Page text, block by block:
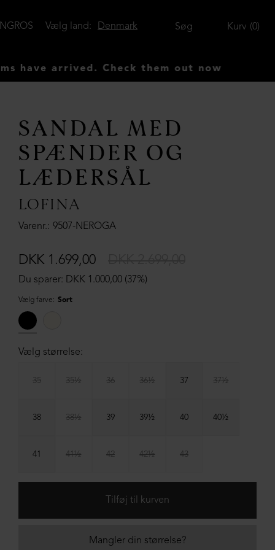
Kurv 0
Søg
Denmark
Vælg land:
arrived. Check them out now
SANDAL MED
SPÆNDER OG
LÆDERSÅL
LOFINA
Varenr. 9507-NEROGA
Du sparer: DKK 1.000,00 (37%)
DKK 1.699,00
Vælg farve: Sort
Vælg størrelse:
35 35½ 36 36½ 37 37½
38 38½ 39 39½ 40 40½
41 41½ 42 42½ 43
Mangler din størrelse?